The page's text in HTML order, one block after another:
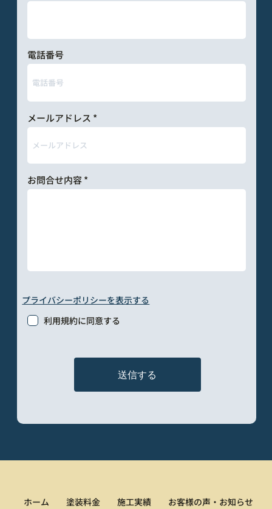
メールアドレス
送信する
電話番号
お問合せ内容
利用規約に同意する
プライバシーポリシーを表示する
ホーム 塗装料金 施工実績 お客様の声・お知らせ